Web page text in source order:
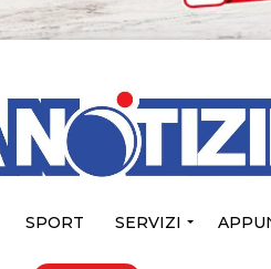
SPORT SERVIZI